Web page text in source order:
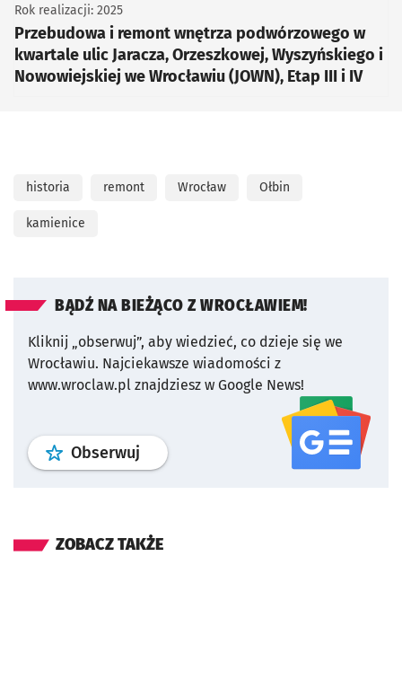
Przebudowa i remont wnętrza podwórzowego w
kwartale ulic Jaracza, Orzeszkowej, Wyszyńskiego i
Nowowiejskiej we Wrocławiu (JOWN), Etap III i IV
Rok realizacji: 2025
historia remont Wrocław Ołbin
kamienice
BĄDŹ NA BIEŻĄCO Z WROCŁAWIEM!
Kliknij „obserwuj”, aby wiedzieć, co dzieje się we
Wrocławiu. Najciekawsze wiadomości z
www.wroclaw.pl znajdziesz w Google News!
Obserwuj profil serwisu
ZOBACZ TAKŻE